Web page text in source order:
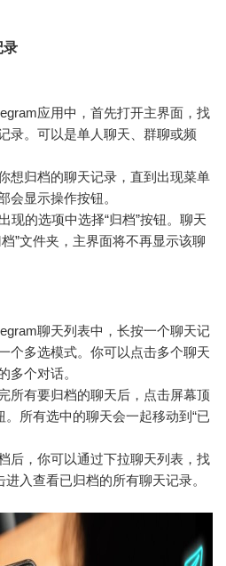
录
应用中，首先打开主界面，找
录。可以是单人聊天、群聊或频
想归档的聊天记录，直到出现菜单
会显示操作按钮。
现的选项中选择“归档”按钮。聊天
”文件夹，主界面将不再显示该聊
聊天列表中，长按一个聊天记
个多选模式。你可以点击多个聊天
多个对话。
所有要归档的聊天后，点击屏幕顶
。所有选中的聊天会一起移动到“已
后，你可以通过下拉聊天列表，找
进入查看已归档的所有聊天记录。